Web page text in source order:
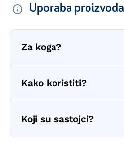
Uporaba proizvoda
Za koga?
Kako koristiti?
Koji su sastojci?